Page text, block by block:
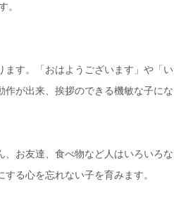
。
す。「おはようございます」や「
が出来、挨拶のできる機敏な子にな
お友達、食べ物など人はいろいろ
る心を忘れない子を育みます。